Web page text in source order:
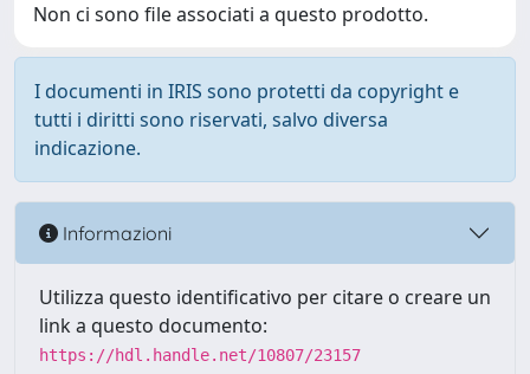
Non ci sono file associati a questo prodotto.
I documenti in IRIS sono protetti da copyright e
tutti i diritti sono riservati, salvo diversa
indicazione.
Informazioni
Utilizza questo identificativo per citare o creare un
link a questo documento:
https://hdl.handle.net/10807/23157